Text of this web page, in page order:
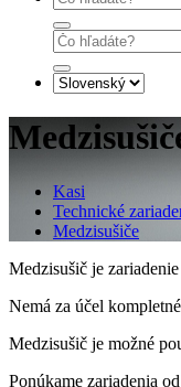
Kasi
Technické
Medzisušiče
Medzisušič je
Nemá za účel
Medzisušič je možné
Ponúkame zariadenia